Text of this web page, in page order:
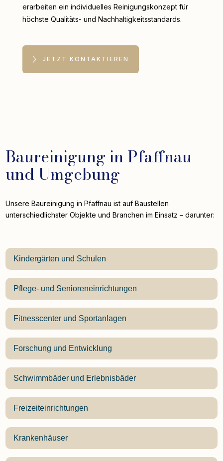
erarbeiten ein individuelles Reinigungskonzept für
höchste Qualitäts- und Nachhaltigkeitsstandards.
JETZT KONTAKTIEREN
Baureinigung in Pfaffnau
und Umgebung
Unsere Baureinigung in Pfaffnau ist auf Baustellen
unterschiedlichster Objekte und Branchen im Einsatz – darunter:
Kindergärten und Schulen
Pflege- und Senioreneinrichtungen
Fitnesscenter und Sportanlagen
Forschung und Entwicklung
Schwimmbäder und Erlebnisbäder
Freizeiteinrichtungen
Krankenhäuser